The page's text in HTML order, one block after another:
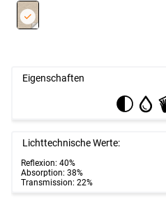
Eigenschaften
Lichttechnische Werte:
Reflexion: 40%
Absorption: 38%
Transmission: 22%